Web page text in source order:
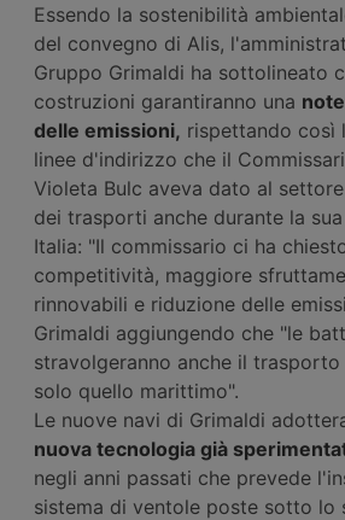
Essendo la sostenibilità
del convegno di Alis,
Gruppo Grimaldi ha sottolineato
costruzioni garantiranno una
delle emissioni, rispettando così
linee d'indirizzo che il
Violeta Bulc aveva dato al
dei trasporti anche durante la
Italia: "Il commissario ci ha
competitività, maggiore
rinnovabili e riduzione delle
Grimaldi aggiungendo che "le
stravolgeranno anche il trasporto
solo quello marittimo".
Le nuove navi di Grimaldi
nuova tecnologia già
negli anni passati che prevede
sistema di ventole poste sotto lo